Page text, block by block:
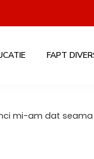
FAPT
mi-am dat